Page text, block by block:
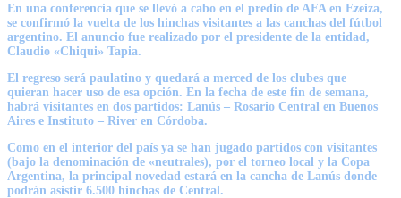
En una conferencia que se llevó a cabo en el predio de AFA en Ezeiza,
se confirmó la vuelta de los hinchas visitantes a las canchas del fútbol
argentino. El anuncio fue realizado por el presidente de la entidad,
Claudio «Chiqui» Tapia.
El regreso será paulatino y quedará a merced de los clubes que
quieran hacer uso de esa opción. En la fecha de este fin de semana,
habrá visitantes en dos partidos: Lanús – Rosario Central en Buenos
Aires e Instituto – River en Córdoba.
Como en el interior del país ya se han jugado partidos con visitantes
(bajo la denominación de «neutrales), por el torneo local y la Copa
Argentina, la principal novedad estará en la cancha de Lanús donde
podrán asistir 6.500 hinchas de Central.